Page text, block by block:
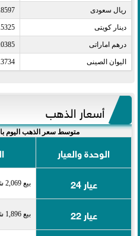
ريال سعودى​
دينار كويتى​
درهم اماراتى​
اليوان الصينى​
أسعار الذهب
متوسط سعر الذهب اليوم
الوحدة والعيار
عيار 24
بيع 2,069 شراء 2,114
عيار 22 بيع 1,896 شراء 1,938